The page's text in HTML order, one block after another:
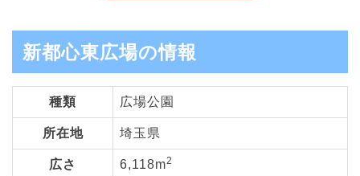
新都心東広場の情報
種類 広場公園
所在地 埼玉県
広さ 6,118m2